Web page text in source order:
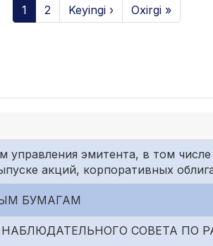
1 2 Keyingi › Oxirgi »
эмитента, в том
акций, корпоративных
БУМАГАМ
СОВЕТА ПО